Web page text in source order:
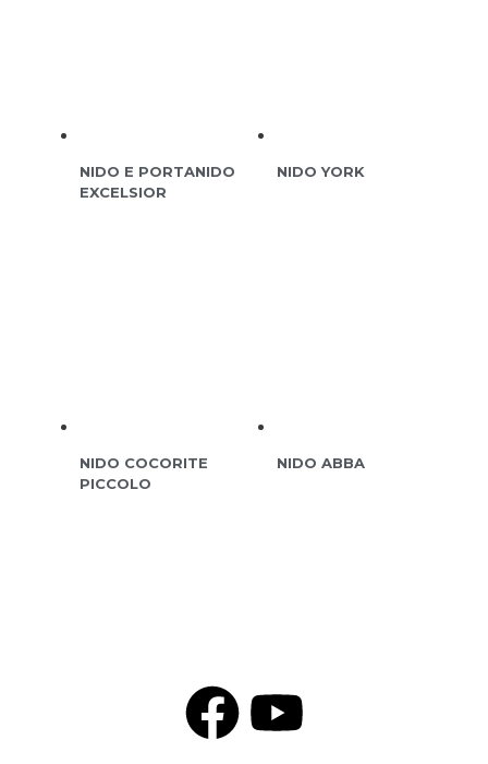
NIDO E PORTANIDO
EXCELSIOR
NIDO YORK
NIDO COCORITE
PICCOLO
NIDO ABBA